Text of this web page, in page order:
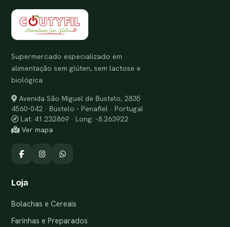
Supermercado especializado em
alimentação sem glúten, sem lactose e
biológica.
Avenida São Miguel de Bustelo, 2835
4560-042 · Bustelo - Penafiel · Portugal
Lat: 41.232869 · Long: -8.263922
Ver mapa
Loja
Bolachas e Cereais
Farinhas e Preparados